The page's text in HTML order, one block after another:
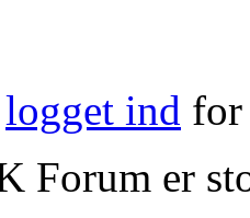
logget ind for
Forum er